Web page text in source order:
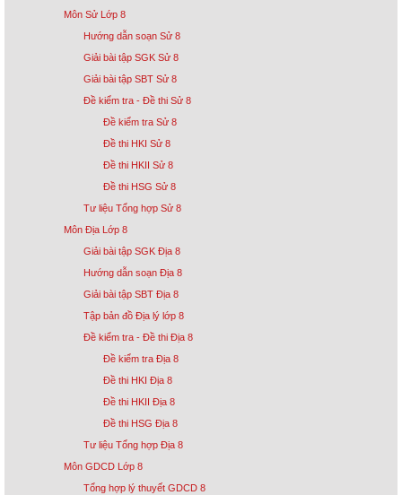
Môn Sử Lớp 8
Hướng dẫn soạn Sử 8
Giải bài tập SGK Sử 8
Giải bài tập SBT Sử 8
Đề kiểm tra - Đề thi Sử 8
Đề kiểm tra Sử 8
Đề thi HKI Sử 8
Đề thi HKII Sử 8
Đề thi HSG Sử 8
Tư liệu Tổng hợp Sử 8
Môn Địa Lớp 8
Giải bài tập SGK Địa 8
Hướng dẫn soạn Địa 8
Giải bài tập SBT Địa 8
Tập bản đồ Địa lý lớp 8
Đề kiểm tra - Đề thi Địa 8
Đề kiểm tra Địa 8
Đề thi HKI Địa 8
Đề thi HKII Địa 8
Đề thi HSG Địa 8
Tư liệu Tổng hợp Địa 8
Môn GDCD Lớp 8
Tổng hợp lý thuyết GDCD 8